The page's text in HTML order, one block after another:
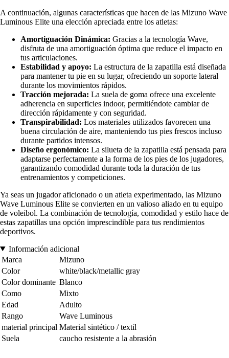
A continuación, algunas características que hacen de las Mizuno Wave
Luminous Elite una elección apreciada entre los atletas:
Amortiguación Dinámica: Gracias a la tecnología Wave,
disfruta de una amortiguación óptima que reduce el impacto en
tus articulaciones.
Estabilidad y apoyo: La estructura de la zapatilla está diseñada
para mantener tu pie en su lugar, ofreciendo un soporte lateral
durante los movimientos rápidos.
Tracción mejorada: La suela de goma ofrece una excelente
adherencia en superficies indoor, permitiéndote cambiar de
dirección rápidamente y con seguridad.
Transpirabilidad: Los materiales utilizados favorecen una
buena circulación de aire, manteniendo tus pies frescos incluso
durante partidos intensos.
Diseño ergonómico: La silueta de la zapatilla está pensada para
adaptarse perfectamente a la forma de los pies de los jugadores,
garantizando comodidad durante toda la duración de tus
entrenamientos y competiciones.
Ya seas un jugador aficionado o un atleta experimentado, las Mizuno
Wave Luminous Elite se convierten en un valioso aliado en tu equipo
de voleibol. La combinación de tecnología, comodidad y estilo hace de
estas zapatillas una opción imprescindible para tus rendimientos
deportivos.
Información adicional
Marca
Mizuno
Color
white/black/metallic gray
Color dominante Blanco
Como
Mixto
Edad
Adulto
Rango
Wave Luminous
material principal Material sintético / textil
Suela
caucho resistente a la abrasión